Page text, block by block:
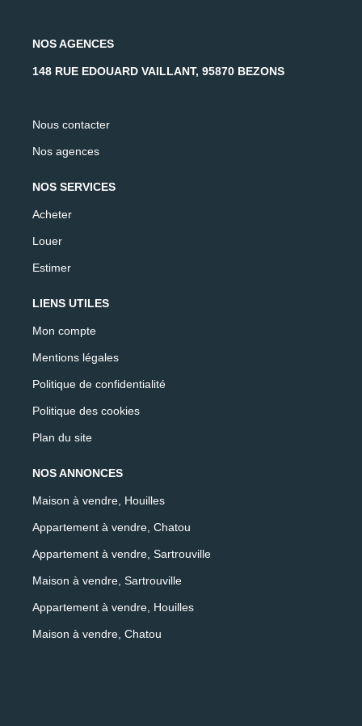
NOS AGENCES
148 RUE EDOUARD VAILLANT, 95870 BEZONS
Nous contacter
Nos agences
NOS SERVICES
Acheter
Louer
Estimer
LIENS UTILES
Mon compte
Mentions légales
Politique de confidentialité
Politique des cookies
Plan du site
NOS ANNONCES
Maison à vendre, Houilles
Appartement à vendre, Chatou
Appartement à vendre, Sartrouville
Maison à vendre, Sartrouville
Appartement à vendre, Houilles
Maison à vendre, Chatou